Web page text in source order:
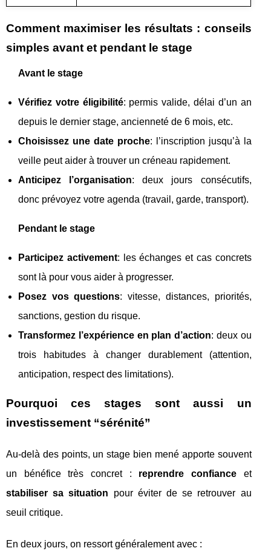
Comment maximiser les résultats : conseils
simples avant et pendant le stage
Avant le stage
Vérifiez votre éligibilité: permis valide, délai d’un an
depuis le dernier stage, ancienneté de 6 mois, etc.
Choisissez une date proche: l’inscription jusqu’à la
veille peut aider à trouver un créneau rapidement.
Anticipez l’organisation: deux jours consécutifs,
donc prévoyez votre agenda (travail, garde, transport).
Pendant le stage
Participez activement: les échanges et cas concrets
sont là pour vous aider à progresser.
Posez vos questions: vitesse, distances, priorités,
sanctions, gestion du risque.
Transformez l’expérience en plan d’action: deux ou
trois habitudes à changer durablement (attention,
anticipation, respect des limitations).
Pourquoi ces stages sont aussi un
investissement “sérénité”
Au-delà des points, un stage bien mené apporte souvent
un bénéfice très concret : reprendre confianceet
stabiliser sa situation pour éviter de se retrouver au
seuil critique.
En deux jours, on ressort généralement avec :